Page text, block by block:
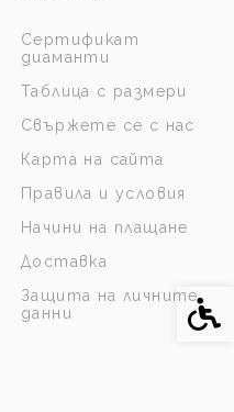
Сертификат
диаманти
Таблица с размери
Свържете се с нас
Карта на сайта
Правила и условия
Начини на плащане
Доставка
Защита на личните
данни